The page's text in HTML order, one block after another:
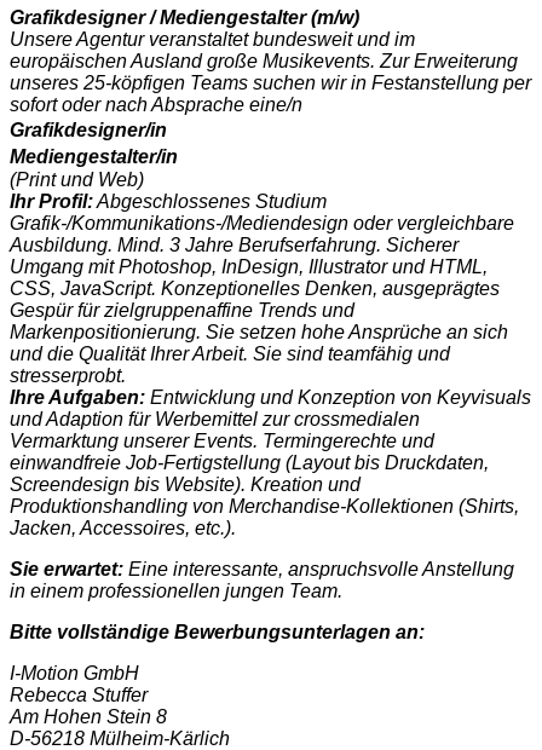
Grafikdesigner / Mediengestalter (m/w)
Unsere Agentur veranstaltet bundesweit und im
europäischen Ausland große Musikevents. Zur Erweiterung
unseres 25-köpfigen Teams suchen wir in Festanstellung per
sofort oder nach Absprache eine/n
Grafikdesigner/in
Mediengestalter/in
(Print und Web)
Ihr Profil:Abgeschlossenes Studium
Grafik-/Kommunikations-/Mediendesign oder vergleichbare
Ausbildung. Mind. 3 Jahre Berufserfahrung. Sicherer
Umgang mit Photoshop, InDesign, Illustrator und HTML,
CSS, JavaScript. Konzeptionelles Denken, ausgeprägtes
Gespür für zielgruppenaffine Trends und
Markenpositionierung. Sie setzen hohe Ansprüche an sich
und die Qualität Ihrer Arbeit. Sie sind teamfähig und
stresserprobt.
Ihre Aufgaben: Entwicklung und Konzeption von Keyvisuals
und Adaption für Werbemittel zur crossmedialen
Vermarktung unserer Events. Termingerechte und
einwandfreie Job-Fertigstellung (Layout bis Druckdaten,
Screendesign bis Website). Kreation und
Produktionshandling von Merchandise-Kollektionen (Shirts,
Jacken, Accessoires, etc.).
Sie erwartet: Eine interessante, anspruchsvolle Anstellung
in einem professionellen jungen Team.
Bitte vollständige Bewerbungsunterlagen an:
I-Motion GmbH
Rebecca Stuffer
Am Hohen Stein 8
D-56218 Mülheim-Kärlich